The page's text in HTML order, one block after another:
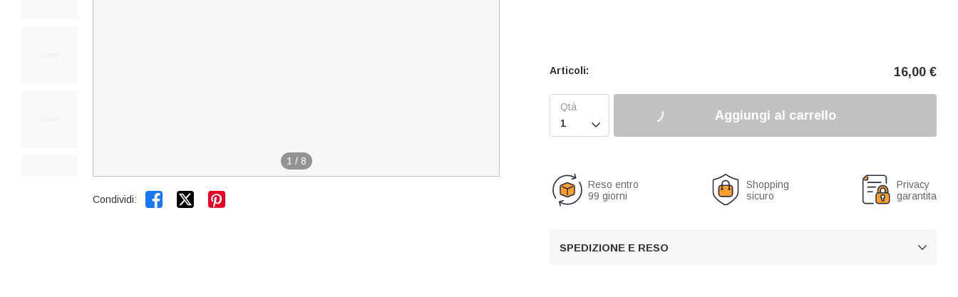
1 / 8
Condividi:  
Articoli: 16,00 €

Aggiungi al carrello
Reso entro
99 giorni
Shopping
sicuro
Privacy
garantita
SPEDIZIONE E RESO 